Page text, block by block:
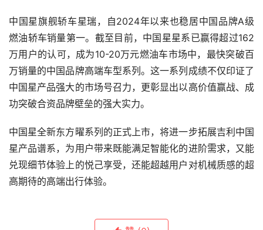
中国星旗舰轿车星瑞，自2024年以来也稳居中国品牌A级
燃油轿车销量第一。截至目前，中国星星系已赢得超过162
万用户的认可，成为10-20万元燃油车市场中，最快突破百
万销量的中国品牌高端车型系列。这一系列成绩不仅印证了
中国星产品强大的市场号召力，更彰显出以高价值赢战、成
功突破合资品牌壁垒的强大实力。
中国星全新东方曜系列的正式上市，将进一步拓展吉利中国
星产品谱系，为用户带来既能满足智能化的进阶需求，又能
兑现细节体验上的悦己享受，还能超越用户对机械质感的超
高期待的高端出行体验。